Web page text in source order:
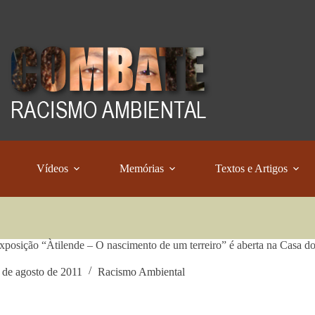
Vídeos Memórias Textos e Artigos
“Àtilende – O nascimento de um terreiro” é aberta na Casa
de agosto de 2011 Racismo Ambiental